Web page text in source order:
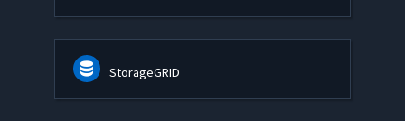
StorageGRID